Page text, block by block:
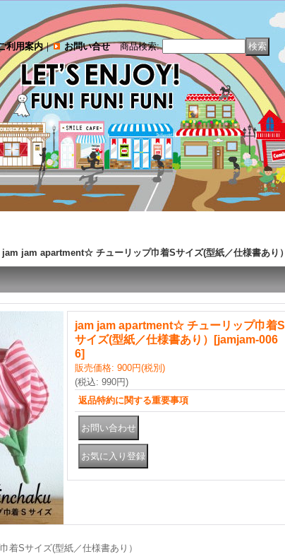
利用案内｜ お問い合せ 商品検索:
jam jam apartment☆ チューリップ巾着Sサイズ(型紙／仕様書あり）
jam jam apartment☆ チューリップ巾着S
サイズ(型紙／仕様書あり）
[jamjam-006
6]
販売価格: 900円(税別)
(税込: 990円)
返品特約に関する重要事項
着Sサイズ(型紙／仕様書あり）